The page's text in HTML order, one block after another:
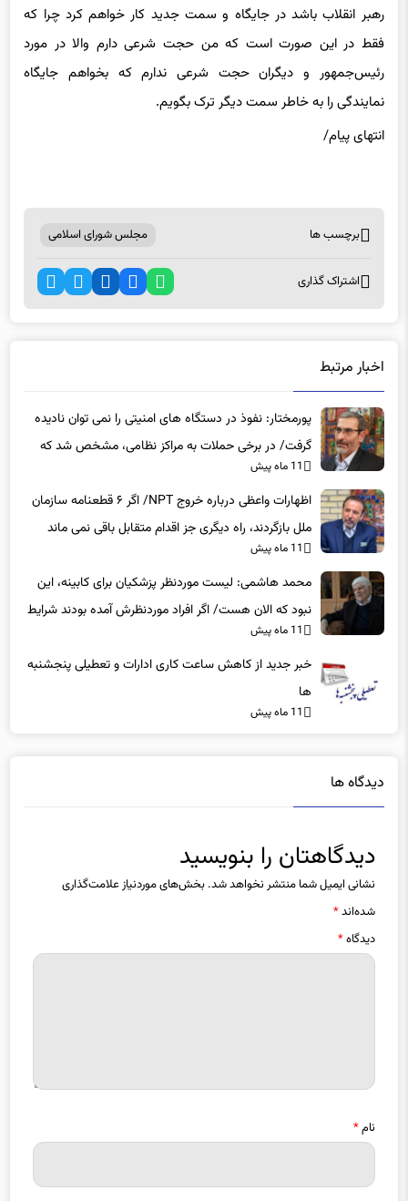
رهبر انقلاب باشد در جایگاه و سمت جدید کار خواهم کرد چرا که
فقط در این صورت است که من حجت شرعی دارم والا در مورد
رئیس‌جمهور و دیگران حجت شرعی ندارم که بخواهم جایگاه
نمایندگی را به خاطر سمت دیگر ترک بگویم.
انتهایپیام/
برچسب ها مجلس شورای اسلامی
اشتراک گذاری
اخبار مرتبط
پورمختار: نفوذ در دستگاه های امنیتی را نمی توان نادیده
گرفت/ در برخی حملات به مراکز نظامی، مشخص شد که
عوامل نفوذی دخیل بوده‌اند
11 ماه پیش
اظهارات واعظی درباره خروج NPT/ اگر ۶ قطعنامه سازمان
ملل بازگردند، راه دیگری جز اقدام متقابل باقی نمی‌ ماند
11 ماه پیش
محمد هاشمی: لیست موردنظر پزشکیان برای کابینه، این
نبود که الان هست/ اگر افراد موردنظرش آمده بودند شرایط
بهتر بود
11 ماه پیش
خبر جدید از کاهش ساعت کاری ادارات و تعطیلی پنجشنبه
ها
11 ماه پیش
دیدگاه ها
دیدگاهتان را بنویسید
نشانی ایمیل شما منتشر نخواهد شد. بخش‌های موردنیاز علامت‌گذاری
شده‌اند*
دیدگاه*
نام*